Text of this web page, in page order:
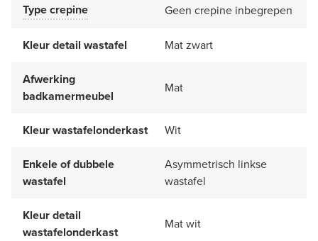
Type crepine Geen crepine inbegrepen
Kleur detail wastafel Mat zwart
Afwerking
badkamermeubel
Mat
Kleur wastafelonderkast Wit
Enkele of dubbele
wastafel
Asymmetrisch linkse
wastafel
Kleur detail
wastafelonderkast
Mat wit